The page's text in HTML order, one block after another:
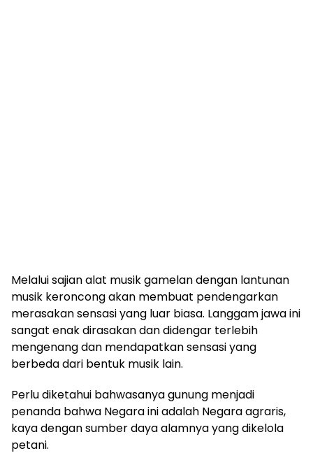
Melalui sajian alat musik gamelan dengan lantunan
musik keroncong akan membuat pendengarkan
merasakan sensasi yang luar biasa. Langgam jawa ini
sangat enak dirasakan dan didengar terlebih
mengenang dan mendapatkan sensasi yang
berbeda dari bentuk musik lain.
Perlu diketahui bahwasanya gunung menjadi
penanda bahwa Negara ini adalah Negara agraris,
kaya dengan sumber daya alamnya yang dikelola
petani.